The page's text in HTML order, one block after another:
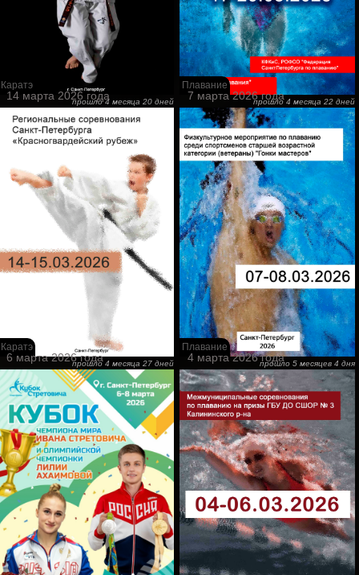
Каратэ
прошло 4 месяца 20 дней
Плавание
прошло 4 месяца 22 дней
14 марта 2026 года
Каратэ
прошло 4 месяца 27 дней
7 марта 2026 года
Плавание
прошло 5 месяцев 4 дня
6 марта 2026 года 4 марта 2026 года